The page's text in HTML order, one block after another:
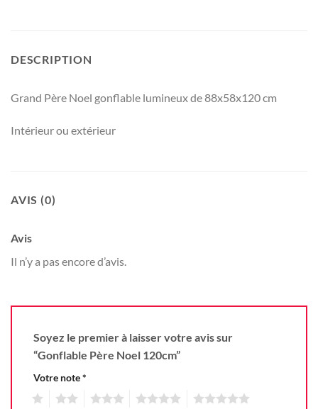
DESCRIPTION
Grand Père Noel gonflable lumineux de 88x58x120 cm
Intérieur ou extérieur
AVIS (0)
Avis
Il n’y a pas encore d’avis.
Soyez le premier à laisser votre avis sur
“Gonflable Père Noel 120cm”
Votre note*